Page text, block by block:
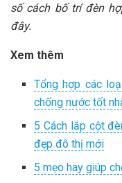
số cách bố trí đèn
đây.
Xem thêm
Tổng hợp các
chống nước tốt
5 Cách lắp cột
đẹp đô thị mới
5 mẹo hay giúp